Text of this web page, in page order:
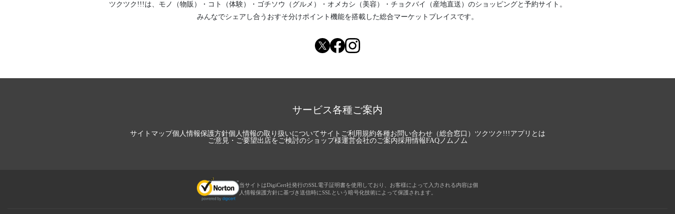
ツクツク!!!は、 モノ（物販） ・ コト（体験） ・ ゴチソウ（グルメ） ・ オメカシ（美容） ・ チョクバイ（産地直送） のショッピングと予約サイト。
みんなでシェアし合う おすそ分けポイント機能を搭載した総合マーケットプレイスです。
サービス各種ご案内
サイトマップ個人情報保護方針個人情報の取り扱いについてサイトご利用規約各種お問い合わせ（総合窓口） ツクツク!!!アプリとは
ご意見・ご要望出店をご検討のショップ様運営会社のご案内採用情報FAQノムノム
当サイトはDigiCert社発行のSSL電子証明書を使用しており、お客様によって入力される内容は個
人情報保護方針に基づき送信時にSSLという暗号化技術によって保護されます。